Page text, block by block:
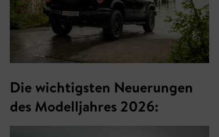
Die wichtigsten Neuerungen
des Modelljahres 2026: